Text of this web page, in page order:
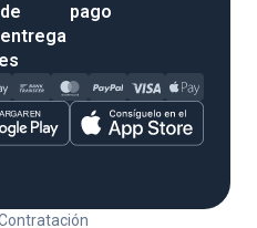
pago